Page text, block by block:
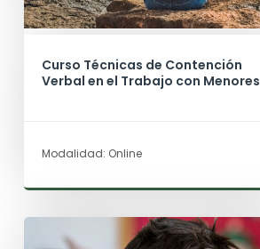
Curso Técnicas de Contención
Verbal en el Trabajo con Menores
Modalidad: Online